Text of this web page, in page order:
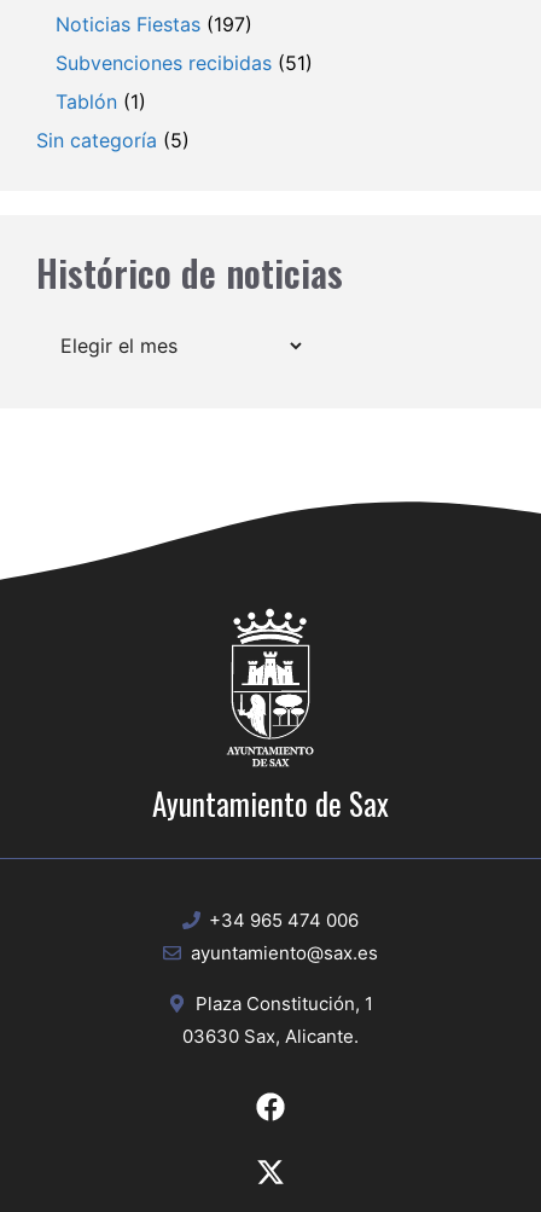
Noticias Fiestas (197)
Subvenciones recibidas (51)
Tablón (1)
Sin categoría (5)
Histórico de noticias
Archivos
Ayuntamiento de Sax
+34 965 474 006
ayuntamiento@sax.es
Plaza Constitución, 1
03630 Sax, Alicante.